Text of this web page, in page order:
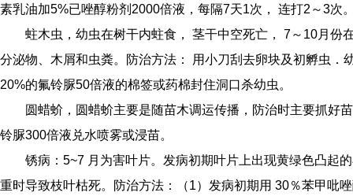
素乳油加5%已唑醇粉剂2000倍液，每隔7天1次， 连打2～3次
蛀木虫，幼虫在树干内蛀食， 茎干中空死亡， 7～10月份
分泌物、木屑和虫粪。防治方法： 用小刀刮去卵块及初孵虫．
20%的氟铃脲50倍液的棉签或药棉封住洞口杀幼虫。
圆蜡蚧，圆蜡蚧主要是随苗木调运传播，防治时主要抓好
铃脲300倍液兑水喷雾或浸苗。
锈病：5~7 月为害叶片。发病初期叶片上出现黄绿色凸起
重时导致枝叶枯死。防治方法：（1）发病初期用 30％苯甲吡